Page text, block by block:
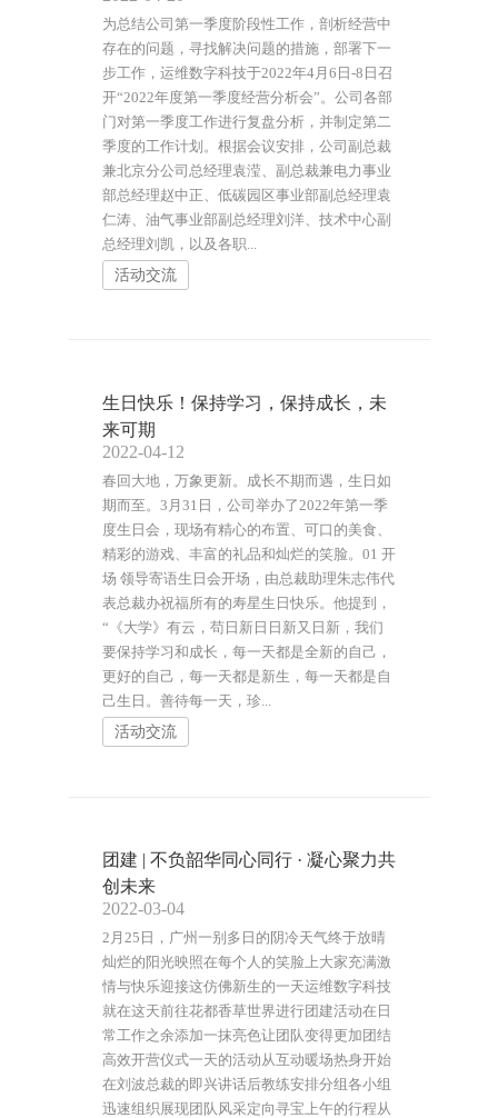
为总结公司第一季度阶段性工作，剖析经营中
存在的问题，寻找解决问题的措施，部署下一
步工作，运维数字科技于2022年4月6日-8日召
开“2022年度第一季度经营分析会”。公司各部
门对第一季度工作进行复盘分析，并制定第二
季度的工作计划。根据会议安排，公司副总裁
兼北京分公司总经理袁滢、副总裁兼电力事业
部总经理赵中正、低碳园区事业部副总经理袁
仁涛、油气事业部副总经理刘洋、技术中心副
总经理刘凯，以及各职...
活动交流
生日快乐！保持学习，保持成长，未
来可期
2022-04-12
春回大地，万象更新。成长不期而遇，生日如
期而至。3月31日，公司举办了2022年第一季
度生日会，现场有精心的布置、可口的美食、
精彩的游戏、丰富的礼品和灿烂的笑脸。01 开
场 领导寄语生日会开场，由总裁助理朱志伟代
表总裁办祝福所有的寿星生日快乐。他提到，
“《大学》有云，苟日新日日新又日新，我们
要保持学习和成长，每一天都是全新的自己，
更好的自己，每一天都是新生，每一天都是自
己生日。善待每一天，珍...
活动交流
团建 | 不负韶华同心同行 · 凝心聚力共
创未来
2022-03-04
2月25日，广州一别多日的阴冷天气终于放晴
灿烂的阳光映照在每个人的笑脸上大家充满激
情与快乐迎接这仿佛新生的一天运维数字科技
就在这天前往花都香草世界进行团建活动在日
常工作之余添加一抹亮色让团队变得更加团结
高效开营仪式一天的活动从互动暖场热身开始
在刘波总裁的即兴讲话后教练安排分组各小组
迅速组织展现团队风采定向寻宝上午的行程从